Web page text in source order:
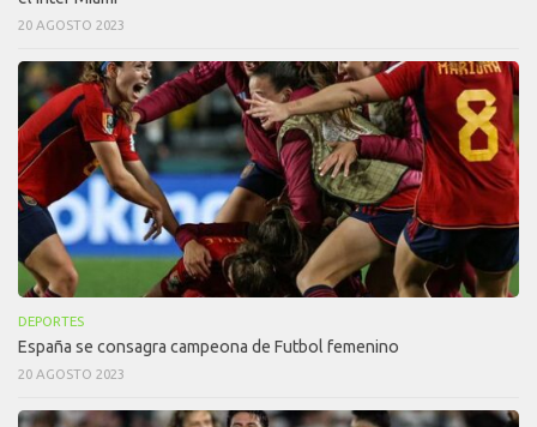
20 AGOSTO 2023
DEPORTES
España se consagra campeona de Futbol femenino
20 AGOSTO 2023